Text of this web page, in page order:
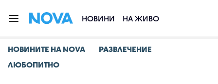
НОВИНИ НА ЖИВО
НОВИНИТЕ НА NOVA
РАЗВЛЕЧЕНИЕ
ЛЮБОПИТНО